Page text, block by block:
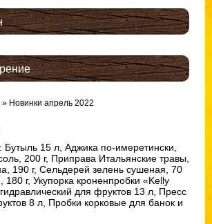
» Новинки апрель 2022
Бутыль 15 л, Аджика по-имеретински,
200 г, Приправа Итальянские травы,
190 г, Сельдерей зелень сушеная, 70
180 г, Укупорка кроненпробки «Kelly
для фруктов 13 л, Пресс
8 л, Пробки корковые для банок и